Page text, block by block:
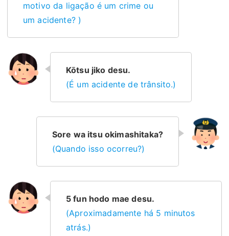
motivo da ligação é um crime ou
um acidente? )
Kōtsu jiko desu.
(É um acidente de trânsito.)
Sore wa itsu okimashitaka?
(Quando isso ocorreu?)
5 fun hodo mae desu.
(Aproximadamente há 5 minutos
atrás.)